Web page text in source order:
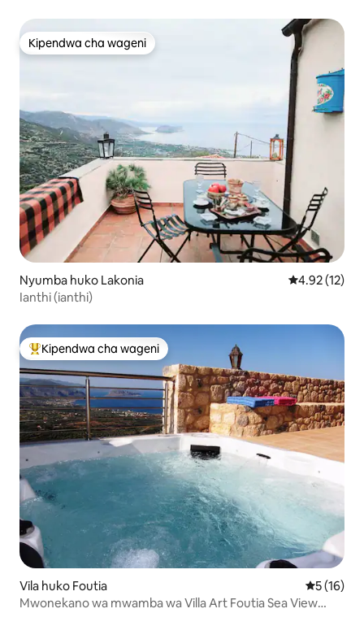
Kipendwa cha wageni
Kipendwa cha wageni
Nyumba huko Lakonia Ukadiriaji wa
4.92 (12)
Ianthi (ianthi)
Kipendwa maarufu cha wageni
Kipendwa cha wageni
Vila huko Foutia Ukadiriaji
5 (16)
Mwonekano wa mwamba wa Villa Art Foutia Sea View